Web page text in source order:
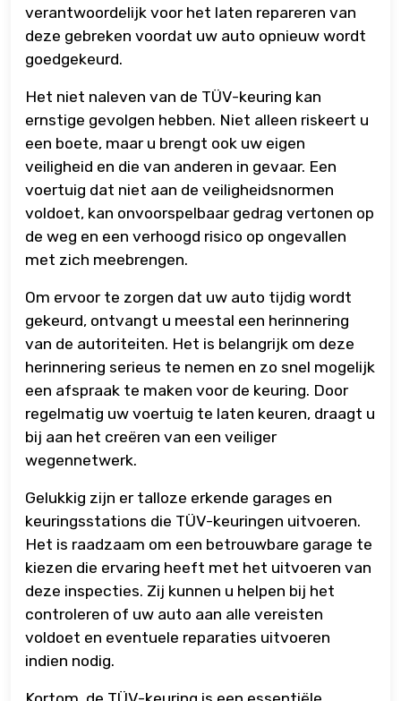
verantwoordelijk voor het laten repareren van
deze gebreken voordat uw auto opnieuw wordt
goedgekeurd.
Het niet naleven van de TÜV-keuring kan
ernstige gevolgen hebben. Niet alleen riskeert u
een boete, maar u brengt ook uw eigen
veiligheid en die van anderen in gevaar. Een
voertuig dat niet aan de veiligheidsnormen
voldoet, kan onvoorspelbaar gedrag vertonen op
de weg en een verhoogd risico op ongevallen
met zich meebrengen.
Om ervoor te zorgen dat uw auto tijdig wordt
gekeurd, ontvangt u meestal een herinnering
van de autoriteiten. Het is belangrijk om deze
herinnering serieus te nemen en zo snel mogelijk
een afspraak te maken voor de keuring. Door
regelmatig uw voertuig te laten keuren, draagt u
bij aan het creëren van een veiliger
wegennetwerk.
Gelukkig zijn er talloze erkende garages en
keuringsstations die TÜV-keuringen uitvoeren.
Het is raadzaam om een betrouwbare garage te
kiezen die ervaring heeft met het uitvoeren van
deze inspecties. Zij kunnen u helpen bij het
controleren of uw auto aan alle vereisten
voldoet en eventuele reparaties uitvoeren
indien nodig.